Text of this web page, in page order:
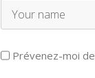
Prévenez-moi